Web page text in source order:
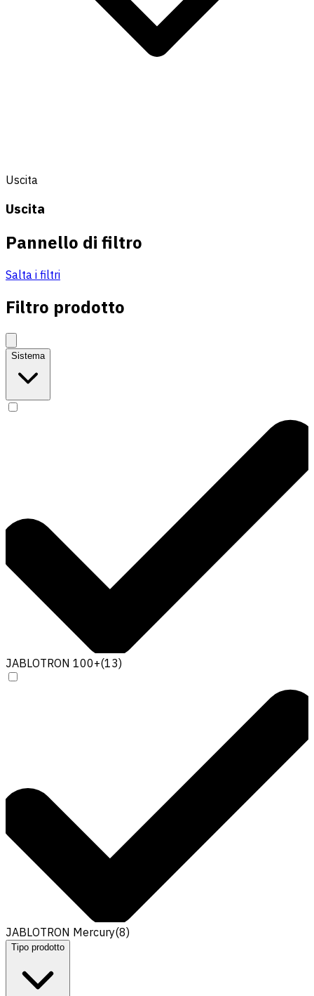
Uscita
Uscita
Pannello di filtro
Salta i filtri
Filtro prodotto
Sistema
JABLOTRON 100+(13)
JABLOTRON Mercury(8)
Tipo prodotto